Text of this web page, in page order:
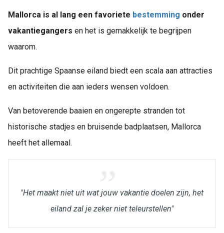
Mallorca is al lang een favoriete bestemming onder
vakantiegangers en het is gemakkelijk te begrijpen
waarom.
Dit prachtige Spaanse eiland biedt een scala aan attracties
en activiteiten die aan ieders wensen voldoen.
Van betoverende baaien en ongerepte stranden tot
historische stadjes en bruisende badplaatsen, Mallorca
heeft het allemaal.
"Het maakt niet uit wat jouw vakantie doelen zijn, het
eiland zal je zeker niet teleurstellen"